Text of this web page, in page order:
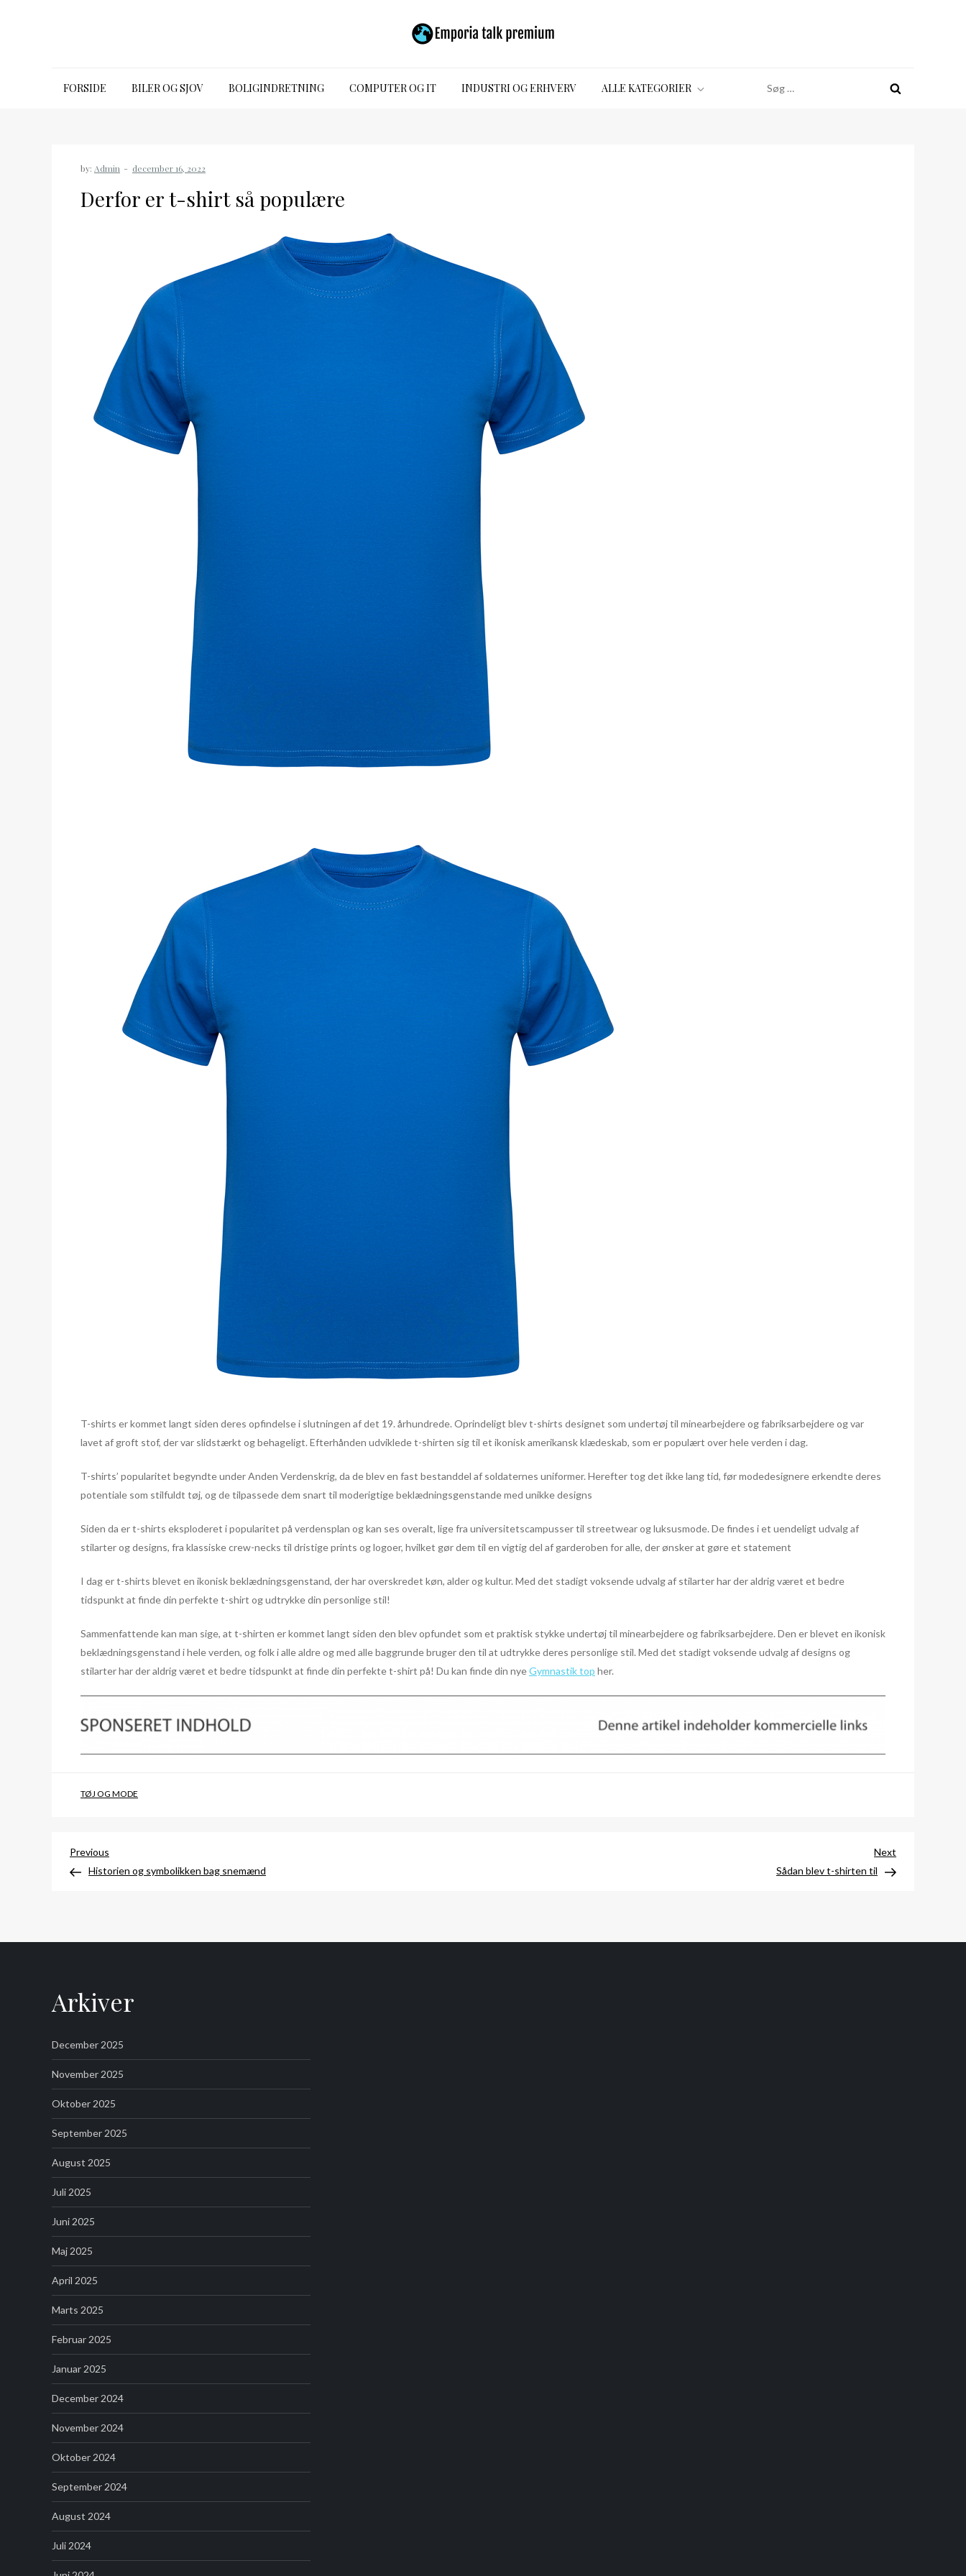
FORSIDE BILER OG SJOV BOLIGINDRETNING COMPUTER OG IT INDUSTRI OG ERHVERV ALLE KATEGORIER
efter:
by: Admin
Derfor er t-shirt så populære
T-shirts er kommet langt siden deres opfindelse i slutningen af det 19. århundrede. Oprindeligt blev t-shirts designet som undertøj til minearbejdere og fabriksarbejdere og var
lavet af groft stof, der var slidstærkt og behageligt. Efterhånden udviklede t-shirten sig til et ikonisk amerikansk klædeskab, som er populært over hele verden i dag.
T-shirts’ popularitet begyndte under Anden Verdenskrig, da de blev en fast bestanddel af soldaternes uniformer. Herefter tog det ikke lang tid, før modedesignere erkendte deres
potentiale som stilfuldt tøj, og de tilpassede dem snart til moderigtige beklædningsgenstande med unikke designs
Siden da er t-shirts eksploderet i popularitet på verdensplan og kan ses overalt, lige fra universitetscampusser til streetwear og luksusmode. De findes i et uendeligt udvalg af
stilarter og designs, fra klassiske crew-necks til dristige prints og logoer, hvilket gør dem til en vigtig del af garderoben for alle, der ønsker at gøre et statement
I dag er t-shirts blevet en ikonisk beklædningsgenstand, der har overskredet køn, alder og kultur. Med det stadigt voksende udvalg af stilarter har der aldrig været et bedre
tidspunkt at finde din perfekte t-shirt og udtrykke din personlige stil!
Sammenfattende kan man sige, at t-shirten er kommet langt siden den blev opfundet som et praktisk stykke undertøj til minearbejdere og fabriksarbejdere. Den er blevet en ikonisk
beklædningsgenstand i hele verden, og folk i alle aldre og med alle baggrunde bruger den til at udtrykke deres personlige stil. Med det stadigt voksende udvalg af designs og
stilarter har der aldrig været et bedre tidspunkt at finde din perfekte t-shirt på! Du kan finde din nyeGymnastik top her.
TØJ OG MODE
Indlægsnavigation
Previous
Post
Previous
Historien og symbolikken bag snemænd
Post
Next
Sådan blev t-shirten til
Arkiver
December 2025
November 2025
Oktober 2025
September 2025
August 2025
Juli 2025
Juni 2025
Maj 2025
April 2025
Marts 2025
Februar 2025
Januar 2025
December 2024
November 2024
Oktober 2024
September 2024
August 2024
Juli 2024